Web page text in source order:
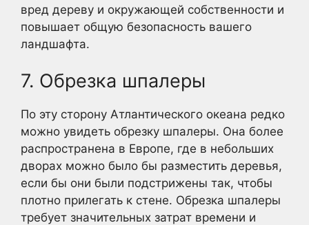
вред дереву и окружающей собственности и
повышает общую безопасность вашего
ландшафта.
7. Обрезка шпалеры
По эту сторону Атлантического океана редко
можно увидеть обрезку шпалеры. Она более
распространена в Европе, где в небольших
дворах можно было бы разместить деревья,
если бы они были подстрижены так, чтобы
плотно прилегать к стене. Обрезка шпалеры
требует значительных затрат времени и